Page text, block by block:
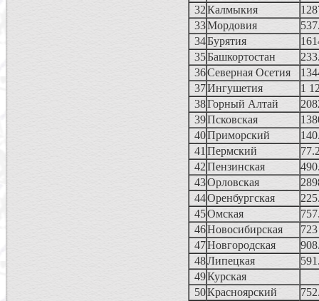
32Калмыкия
33Мордовия
34Бурятия
35Башкортостан
36Северная Осетия
37Ингушетия
1
38Горный Алтай
39Псковская
40Приморский
41 Пермский
42Пензинская
43Орловская
44Оренбургская
45Омская
46Новосибирская
723
47Новгородская
48Липецкая
49Курская
50Красноярский